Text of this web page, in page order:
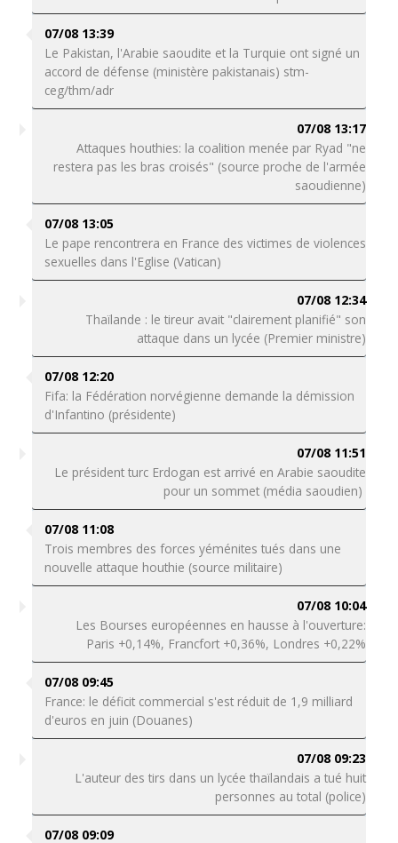
07/08 13:39
Le Pakistan, l'Arabie saoudite et la Turquie ont signé un
accord de défense (ministère pakistanais) stm-
ceg/thm/adr
07/08 13:17
Attaques houthies: la coalition menée par Ryad "ne
restera pas les bras croisés" (source proche de l'armée
saoudienne)
07/08 13:05
Le pape rencontrera en France des victimes de violences
sexuelles dans l'Eglise (Vatican)
07/08 12:34
Thaïlande : le tireur avait "clairement planifié" son
attaque dans un lycée (Premier ministre)
07/08 12:20
Fifa: la Fédération norvégienne demande la démission
d'Infantino (présidente)
07/08 11:51
Le président turc Erdogan est arrivé en Arabie saoudite
pour un sommet (média saoudien)
07/08 11:08
Trois membres des forces yéménites tués dans une
nouvelle attaque houthie (source militaire)
07/08 10:04
Les Bourses européennes en hausse à l'ouverture:
Paris +0,14%, Francfort +0,36%, Londres +0,22%
07/08 09:45
France: le déficit commercial s'est réduit de 1,9 milliard
d'euros en juin (Douanes)
07/08 09:23
L'auteur des tirs dans un lycée thaïlandais a tué huit
personnes au total (police)
07/08 09:09